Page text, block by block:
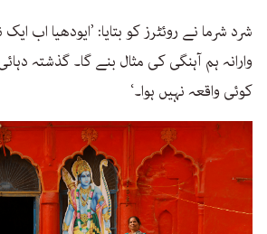
شرد شرما نے روئٹرز کو بتایا: ’ایودھیا اب
وارانہ ہم آہنگی کی مثال بنے گا۔ گذشتہ
کوئی واقعہ نہیں ہوا۔‘